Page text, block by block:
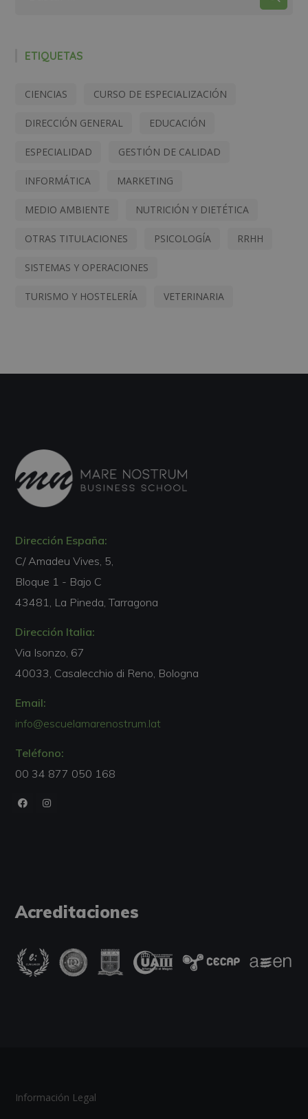
ETIQUETAS
CIENCIAS CURSO DE ESPECIALIZACIÓN
DIRECCIÓN GENERAL EDUCACIÓN
ESPECIALIDAD GESTIÓN DE CALIDAD
INFORMÁTICA MARKETING
MEDIO AMBIENTE NUTRICIÓN Y DIETÉTICA
OTRAS TITULACIONES PSICOLOGÍA RRHH
SISTEMAS Y OPERACIONES
TURISMO Y HOSTELERÍA VETERINARIA
Dirección España:
C/ Amadeu Vives, 5,
Bloque 1 - Bajo C
43481, La Pineda, Tarragona
Dirección Italia:
Via Isonzo, 67
40033, Casalecchio di Reno, Bologna
Email:
info@escuelamarenostrum.lat
Teléfono:
00 34 877 050 168
Acreditaciones
Información Legal